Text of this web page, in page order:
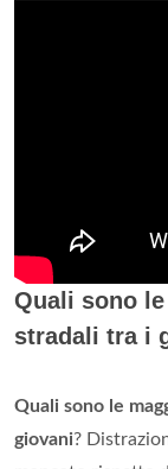
Quali sono
stradali tra i
Quali sono le
giovani?